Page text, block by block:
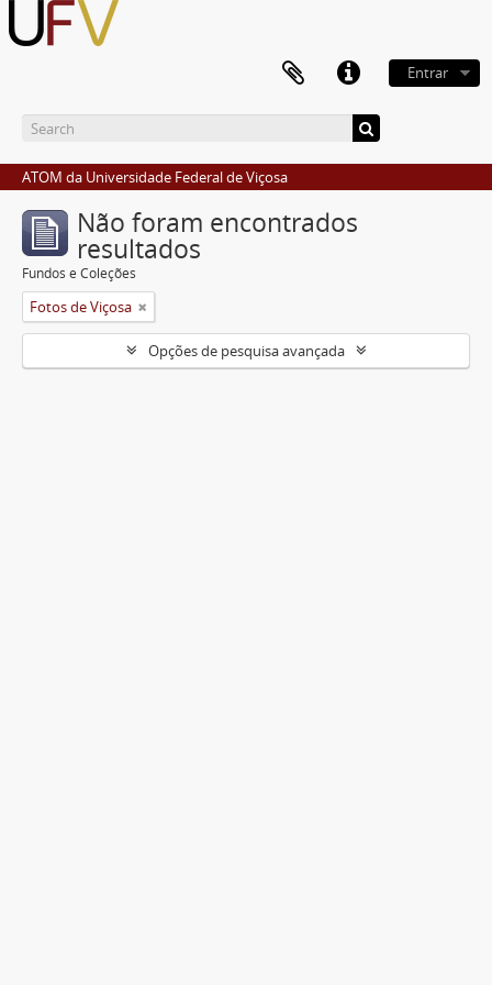
Entrar
ATOM da Universidade Federal de Viçosa
Não foram encontrados
resultados
Fundos e Coleções
Fotos de Viçosa
Opções de pesquisa avançada